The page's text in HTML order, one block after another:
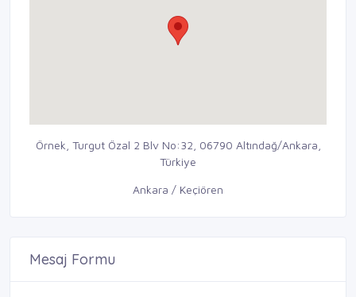
Örnek, Turgut Özal 2 Blv No:32, 06790 Altındağ/Ankara,
Türkiye
Ankara / Keçiören
Mesaj Formu